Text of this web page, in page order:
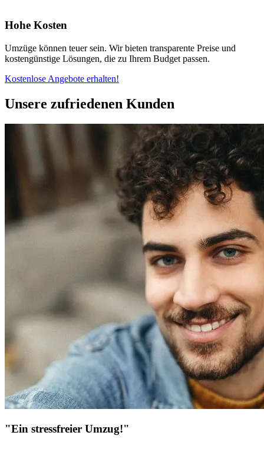
Hohe Kosten
Umzüge können teuer sein. Wir bieten transparente Preise und
kostengünstige Lösungen, die zu Ihrem Budget passen.
Kostenlose Angebote erhalten!
Unsere zufriedenen Kunden
"Ein stressfreier Umzug!"